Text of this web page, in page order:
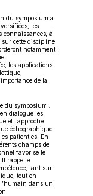
du symposium a
les
connaissances, à
cette discipline
notamment
les applications
de la
du symposium :
dialogue les
et l’approche
échographique
patient·es. En
champs de
favorise le
Il rappelle
tant sur
tout en
dans un